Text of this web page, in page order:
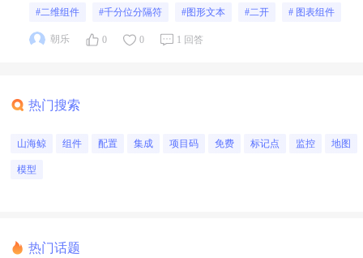
#二维组件 #千分位分隔符 #图形文本 #二开 # 图表组件
朝乐 0 0 1 回答
热门搜索
山海鲸 组件 配置 集成 项目码 免费 标记点 监控 地图
模型
热门话题